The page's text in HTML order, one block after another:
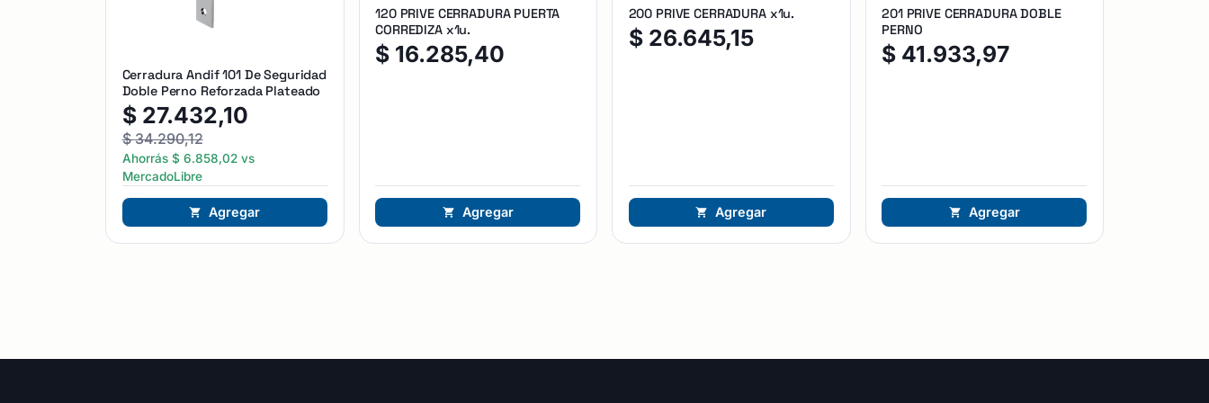
Cerradura Andif 101 De Seguridad
Doble Perno Reforzada Plateado
$ 27.432,10
$34.290,12
Ahorrás $ 6.858,02vs
MercadoLibre
Agregar
120 PRIVE CERRADURA PUERTA
CORREDIZA x1u.
$ 16.285,40
Agregar
200 PRIVE CERRADURA x1u.
$ 26.645,15
Agregar
201 PRIVE CERRADURA DOBLE
PERNO
$ 41.933,97
Agregar